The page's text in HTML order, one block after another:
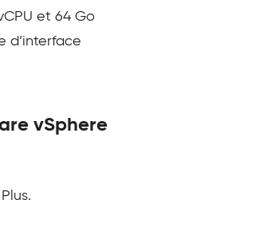
et 64 Go
d’interface
vSphere